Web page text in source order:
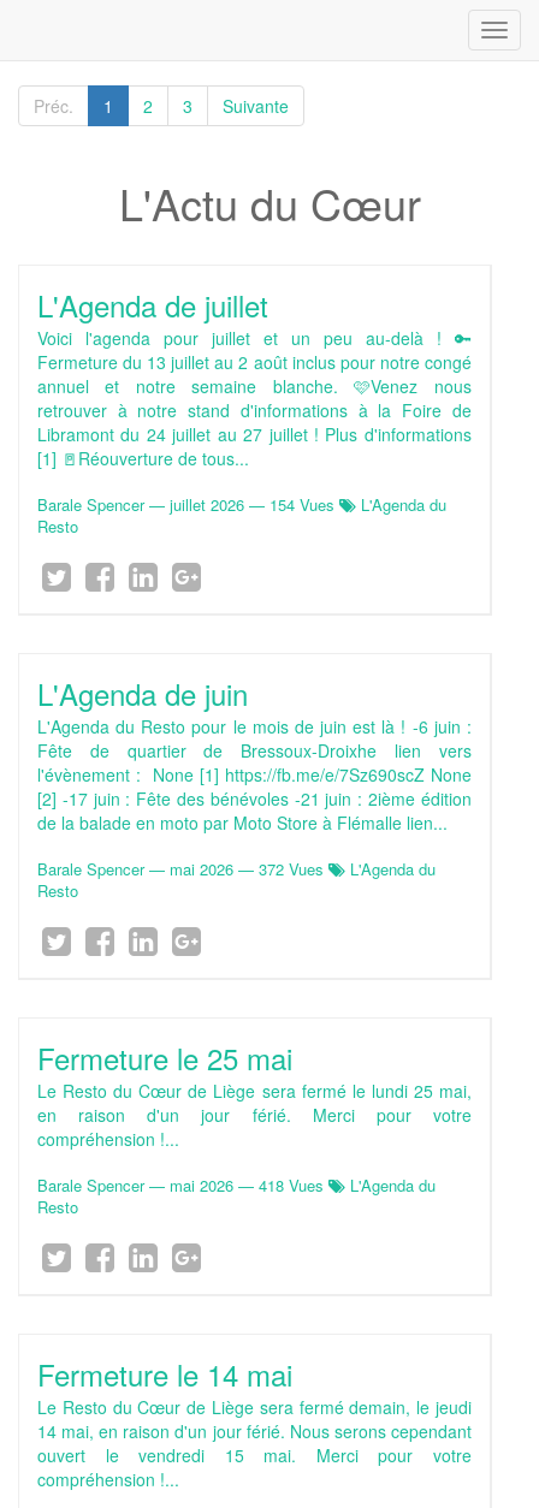
Préc. 1 2 3 Suivante
L'Actu du Cœur
L'Agenda de juillet
Voici l'agenda pour juillet et un peu au-delà ! 🔑
Fermeture du 13 juillet au 2 août inclus pour notre congé
annuel et notre semaine blanche. 🩷Venez nous
retrouver à notre stand d'informations à la Foire de
Libramont du 24 juillet au 27 juillet ! Plus d'informations
[1] 🚪Réouverture de tous...
Barale Spencer— juillet 2026 — 154 Vues
L'Agenda du
Resto
L'Agenda de juin
L'Agenda du Resto pour le mois de juin est là ! -6 juin :
Fête de quartier de Bressoux-Droixhe lien vers
l'évènement : None [1] https://fb.me/e/7Sz690scZ None
[2] -17 juin : Fête des bénévoles -21 juin : 2ième édition
de la balade en moto par Moto Store à Flémalle lien...
Barale Spencer— mai 2026 — 372 Vues
L'Agenda du
Resto
Fermeture le 25 mai
Le Resto du Cœur de Liège sera fermé le lundi 25 mai,
en raison d'un jour férié. Merci pour votre
compréhension !...
Barale Spencer— mai 2026 — 418 Vues
L'Agenda du
Resto
Fermeture le 14 mai
Le Resto du Cœur de Liège sera fermé demain, le jeudi
14 mai, en raison d'un jour férié. Nous serons cependant
ouvert le vendredi 15 mai. Merci pour votre
compréhension !...